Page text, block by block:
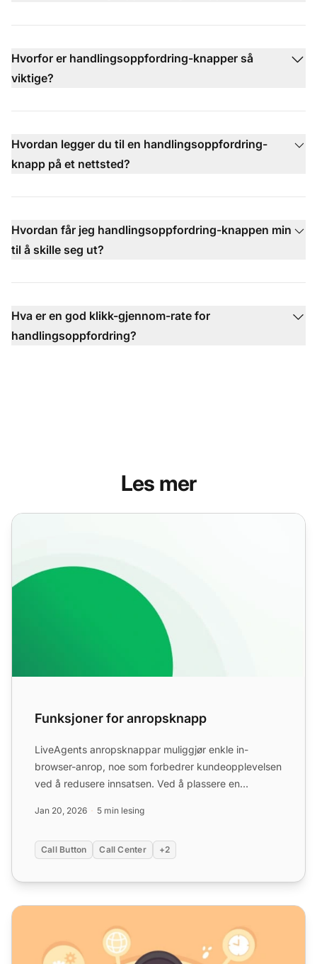
Hvorfor er handlingsoppfordring-knapper så
viktige?
Hvordan legger du til en handlingsoppfordring-
knapp på et nettsted?
Hvordan får jeg handlingsoppfordring-knappen min
til å skille seg ut?
Hva er en god klikk-gjennom-rate for
handlingsoppfordring?
Les mer
Funksjoner for anropsknapp
Funksjoner for anropsknapp
LiveAgents anropsknappar muliggjør enkle in-
browser-anrop, noe som forbedrer kundeopplevelsen
ved å redusere innsatsen. Ved å plassere en
Jan 20, 2026 5 min lesing
Call Button Call Center +2
Fra klikk til kunder: 20+ strategier for å øke